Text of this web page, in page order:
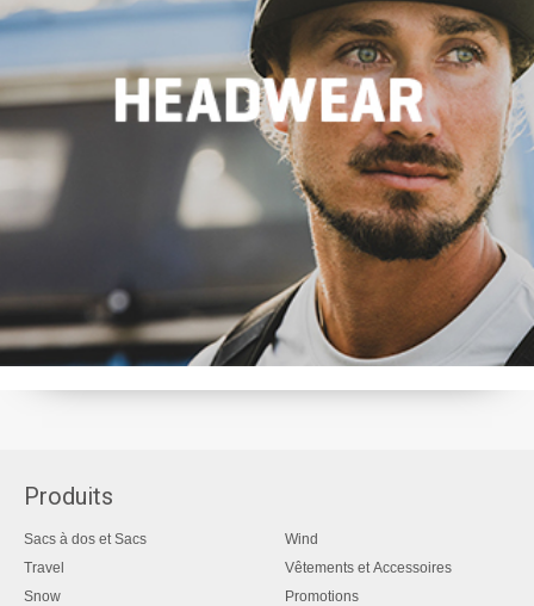
Produits
Sacs à dos et Sacs
Travel
Snow
Wind
Vêtements et Accessoires
Promotions